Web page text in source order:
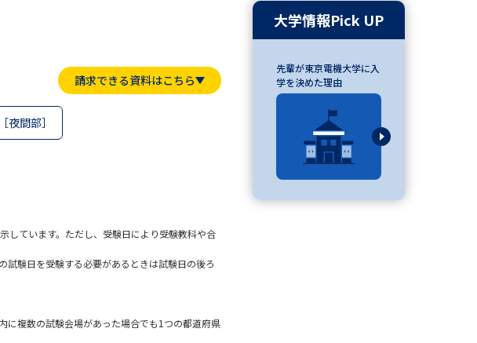
学科特集
集
デジタルパンフレット
学年スタート号特集ページ（高3生用）
特集ページ（高2生用）
ページ
検索
ント特集
夢ナビライブ
受験準備
請求できる資料はこちら
夜間部］
しています。ただし、受験日により受験教科や合
試験日を受験する必要があるときは試験日の後ろ
に複数の試験会場があった場合でも1つの都道府県
大学情報Pick UP
先輩が東京電機大学に入
学を決めた理由